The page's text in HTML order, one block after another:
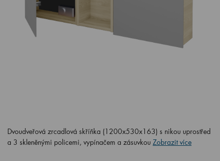
Dvoudveřová zrcadlová skříňka (1200x530x163) s nikou uprostřed
a 3 skleněnými policemi, vypínačem a zásuvkou Zobrazit více